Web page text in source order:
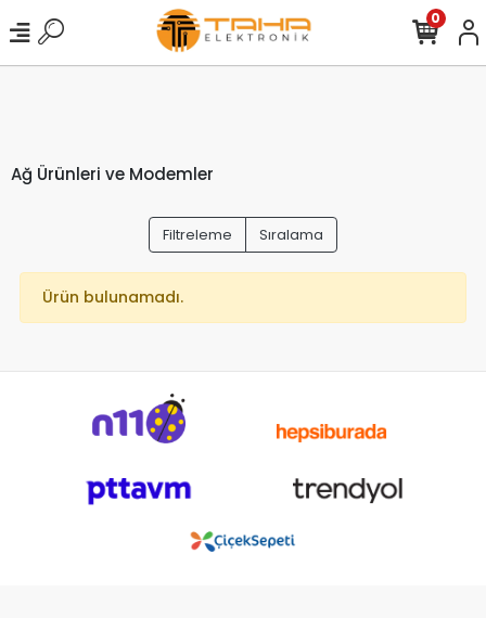
Sepetini 749TL’ye tamamla, kargo ücretsiz
olsun!
0
Ağ Ürünleri ve Modemler
Filtreleme Sıralama
Ürün bulunamadı.